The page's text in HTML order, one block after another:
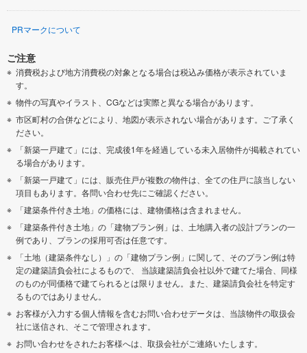
PRマークについて
ご注意
消費税および地方消費税の対象となる場合は税込み価格が表示されていま
す。
物件の写真やイラスト、CGなどは実際と異なる場合があります。
市区町村の合併などにより、地図が表示されない場合があります。ご了承く
ださい。
「新築一戸建て」には、完成後1年を経過している未入居物件が掲載されてい
る場合があります。
「新築一戸建て」には、販売住戸が複数の物件は、全ての住戸に該当しない
項目もあります。各問い合わせ先にご確認ください。
「建築条件付き土地」の価格には、建物価格は含まれません。
「建築条件付き土地」の「建物プラン例」は、土地購入者の設計プランの一
例であり、プランの採用可否は任意です。
「土地（建築条件なし）」の「建物プラン例」に関して、そのプラン例は特
定の建築請負会社によるもので、 当該建築請負会社以外で建てた場合、同様
のものが同価格で建てられるとは限りません。また、建築請負会社を特定す
るものではありません。
お客様が入力する個人情報を含むお問い合わせデータは、当該物件の取扱会
社に送信され、そこで管理されます。
お問い合わせをされたお客様へは、取扱会社がご連絡いたします。